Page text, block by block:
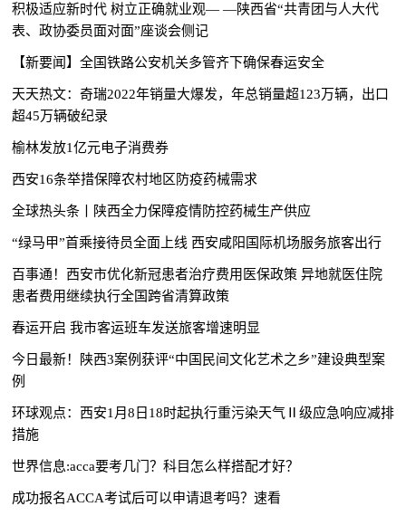
积极适应新时代 树立正确就业观— —陕西省“共青团与人大代
表、政协委员面对面”座谈会侧记
【新要闻】全国铁路公安机关多管齐下确保春运安全
天天热文：奇瑞2022年销量大爆发，年总销量超123万辆，出口
超45万辆破纪录
榆林发放1亿元电子消费券
西安16条举措保障农村地区防疫药械需求
全球热头条丨陕西全力保障疫情防控药械生产供应
“绿马甲”首乘接待员全面上线 西安咸阳国际机场服务旅客出行
百事通！西安市优化新冠患者治疗费用医保政策 异地就医住院
患者费用继续执行全国跨省清算政策
春运开启 我市客运班车发送旅客增速明显
今日最新！陕西3案例获评“中国民间文化艺术之乡”建设典型案
例
环球观点：西安1月8日18时起执行重污染天气Ⅱ级应急响应减排
措施
世界信息:acca要考几门？科目怎么样搭配才好？
成功报名ACCA考试后可以申请退考吗？速看